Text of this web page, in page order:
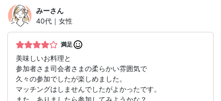
みーさん
40代｜女性
満足
美味しいお料理と
参加者さま司会者さまの柔らかい雰囲気で
久々の参加でしたが楽しめました。
マッチングはしませんでしたがよかったです。